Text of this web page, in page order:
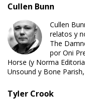
Cullen Bunn
Cullen
relatos y
The
por Oni
Horse (y Norma
Unsound y Bone
Tyler Crook